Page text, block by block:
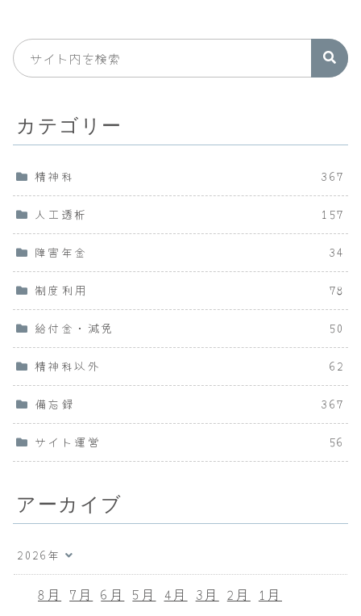
カテゴリー
精神科 367
人工透析 157
障害年金 34
制度利用 78
給付金・減免 50
精神科以外 62
備忘録 367
サイト運営 56
アーカイブ
2026年
8月 7月 6月 5月 4月 3月 2月 1月